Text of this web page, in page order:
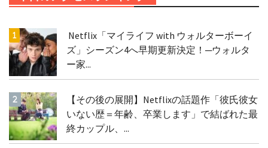
Netflix「マイライフ with ウォルターボーイ
ズ」シーズン4へ早期更新決定！─ウォルタ
ー家...
【その後の展開】Netflixの話題作「彼氏彼女
いない歴＝年齢、卒業します」で結ばれた最
終カップル、...